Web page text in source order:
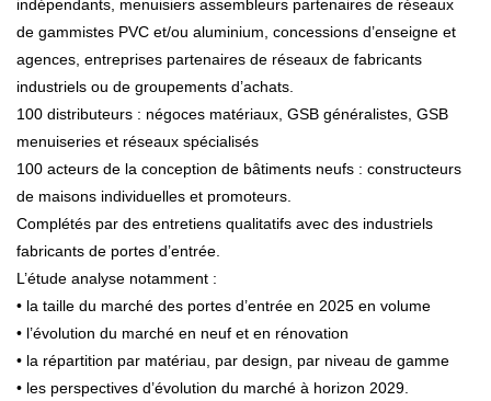
indépendants, menuisiers assembleurs partenaires de réseaux
de gammistes PVC et/ou aluminium, concessions d’enseigne et
agences, entreprises partenaires de réseaux de fabricants
industriels ou de groupements d’achats.
100 distributeurs : négoces matériaux, GSB généralistes, GSB
menuiseries et réseaux spécialisés
100 acteurs de la conception de bâtiments neufs : constructeurs
de maisons individuelles et promoteurs.
Complétés par des entretiens qualitatifs avec des industriels
fabricants de portes d’entrée.
L’étude analyse notamment :
• la taille du marché des portes d’entrée en 2025 en volume
• l’évolution du marché en neuf et en rénovation
• la répartition par matériau, par design, par niveau de gamme
• les perspectives d’évolution du marché à horizon 2029.